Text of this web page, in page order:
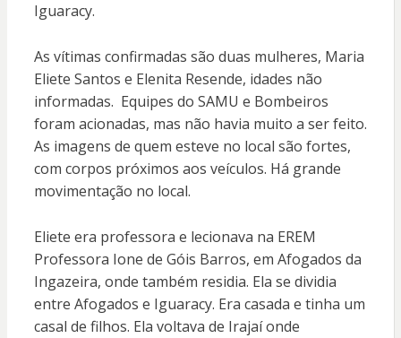
Iguaracy.
As vítimas confirmadas são duas mulheres, Maria
Eliete Santos e Elenita Resende, idades não
informadas. Equipes do SAMU e Bombeiros
foram acionadas, mas não havia muito a ser feito.
As imagens de quem esteve no local são fortes,
com corpos próximos aos veículos. Há grande
movimentação no local.
Eliete era professora e lecionava na EREM
Professora Ione de Góis Barros, em Afogados da
Ingazeira, onde também residia. Ela se dividia
entre Afogados e Iguaracy. Era casada e tinha um
casal de filhos. Ela voltava de Irajaí onde